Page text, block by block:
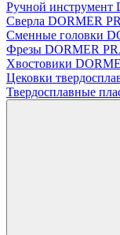
Ручной
Сверла DORMER
Сменные головки
Фрезы DORMER
Хвостовики
Цековки
Твердосплавные